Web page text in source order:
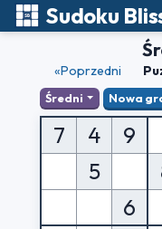
Sudoku
«Poprzedni
Średni Nowa
7 4
9
5
6